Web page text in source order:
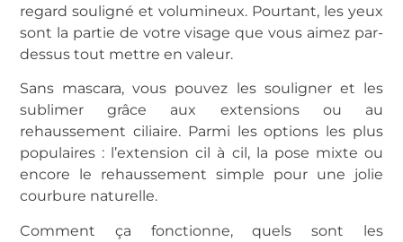
regard souligné et volumineux. Pourtant, les yeux
sont la partie de votre visage que vous aimez par-
dessus tout mettre en valeur.
Sans mascara, vous pouvez les souligner et les
sublimer grâce aux extensions ou au
rehaussement ciliaire. Parmi les options les plus
populaires : l’extension cil à cil, la pose mixte ou
encore le rehaussement simple pour une jolie
courbure naturelle.
Comment ça fonctionne, quels sont les